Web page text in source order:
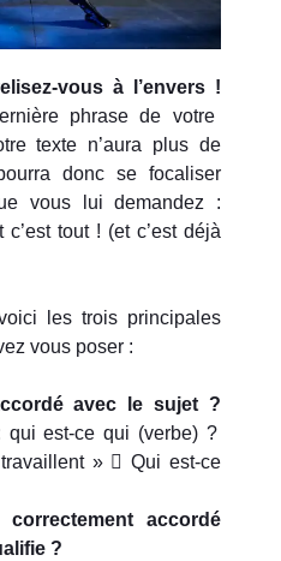
vous à l’envers !
phrase de votre
texte n’aura plus de
donc se focaliser
vous lui demandez :
c’est tout ! (et c’est déjà
les trois principales
vous poser :
avec le sujet ?
qui est-ce qui (verbe) ?
»  Qui est-ce
accordé
?